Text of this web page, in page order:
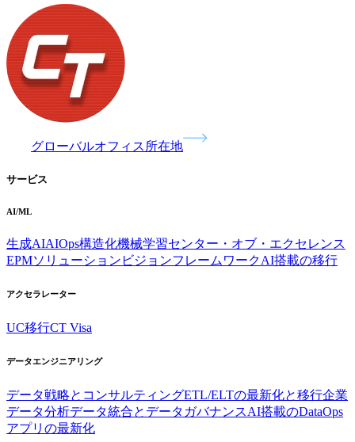
グローバルオフィス所在地
サービス
AI/ML
生成AIAIOps構造化機械学習センター・オブ・エクセレンス
EPMソリューション ビジョンフレームワークAI搭載の移行
アクセラレーター
UC移行CT Visa
データエンジニアリング
データ戦略とコンサルティングETL/ELTの最新化と移行企業
データ分析データ統合とデータガバナンスAI搭載のDataOps
アプリの最新化